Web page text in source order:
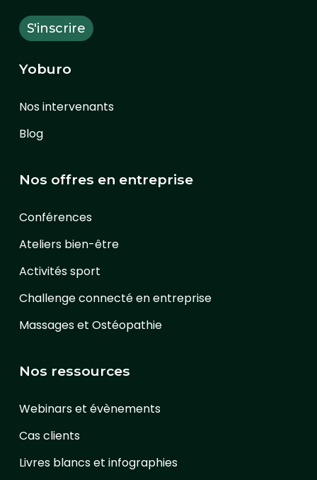
Yoburo
Nos intervenants
Blog
Nos offres en entreprise
Conférences
Ateliers bien-être
Activités sport
Challenge connecté en entreprise
Massages et Ostéopathie
Nos ressources
Webinars et évènements
Cas clients
Livres blancs et infographies